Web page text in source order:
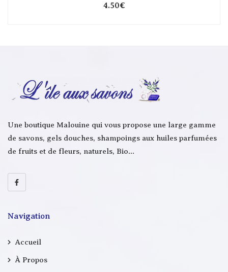
4.50€
Une boutique Malouine qui vous propose une large gamme
de savons, gels douches, shampoings aux huiles parfumées
de fruits et de fleurs, naturels, Bio…
Navigation
Accueil
À Propos